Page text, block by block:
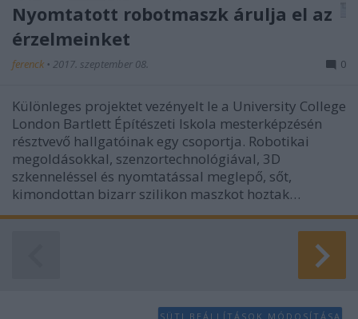
Nyomtatott robotmaszk árulja el az
érzelmeinket
ferenck • 2017. szeptember 08. 0
Különleges projektet vezényelt le a University College
London Bartlett Építészeti Iskola mesterképzésén
résztvevő hallgatóinak egy csoportja. Robotikai
megoldásokkal, szenzortechnológiával, 3D
szkenneléssel és nyomtatással meglepő, sőt,
kimondottan bizarr szilikon maszkot hoztak…
SÜTI BEÁLLÍTÁSOK MÓDOSÍTÁSA